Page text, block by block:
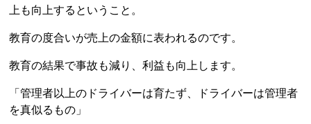
上も向上するということ。
教育の度合いが売上の金額に表われるのです。
教育の結果で事故も減り、利益も向上します。
「管理者以上のドライバーは育たず、ドライバーは管理者
を真似るもの」